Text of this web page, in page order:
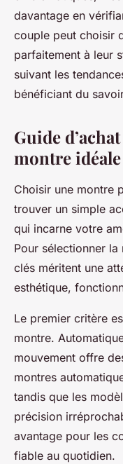
davantage en
couple peut choisir
parfaitement à leur
suivant les
bénéficiant du
Guide
montre
Choisir une montre
trouver un simple
qui incarne votre
Pour sélectionner
clés méritent une
esthétique,
Le premier critère
montre.
mouvement offre
montres
tandis que les
précision
avantage pour les
fiable au quotidien.